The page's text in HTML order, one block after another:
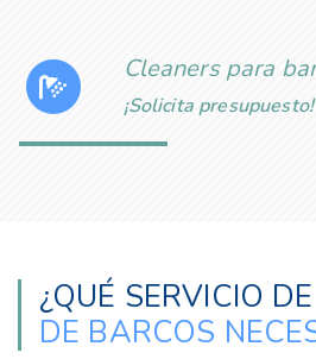
Cleaners para
¡Solicita presupuesto!
¿QUÉ SERVICIO
DE BARCOS